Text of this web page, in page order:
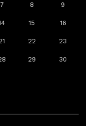
7 8 9
15 16
22 23
29 30